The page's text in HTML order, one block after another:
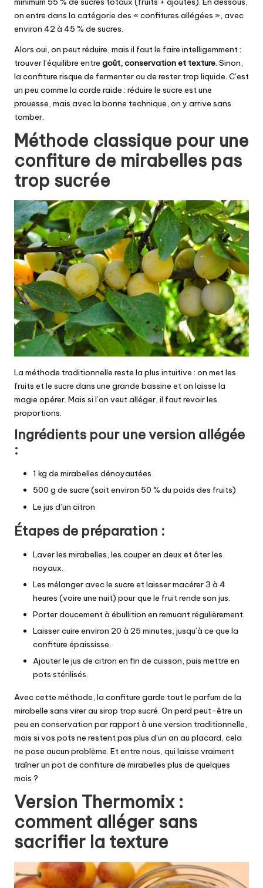
on entre dans la catégorie des « confitures allégées », avec
environ 42 à 45 % de sucres.
Alors oui, on peut réduire, mais il faut le faire intelligemment :
trouver l’équilibre entre goût, conservation et texture. Sinon,
la confiture risque de fermenter ou de rester trop liquide. C’est
un peu comme la corde raide : réduire le sucre est une
prouesse, mais avec la bonne technique, on y arrive sans
tomber.
Méthode classique pour une
confiture de mirabelles pas
trop sucrée
La méthode traditionnelle reste la plus intuitive : on met les
fruits et le sucre dans une grande bassine et on laisse la
magie opérer. Mais si l’on veut alléger, il faut revoir les
proportions.
Ingrédients pour une version allégée
:
1 kg de mirabelles dénoyautées
500 g de sucre (soit environ 50 % du poids des fruits)
Le jus d’un citron
Étapes de préparation :
Laver les mirabelles, les couper en deux et ôter les
noyaux.
Les mélanger avec le sucre et laisser macérer 3 à 4
heures (voire une nuit) pour que le fruit rende son jus.
Porter doucement à ébullition en remuant régulièrement.
Laisser cuire environ 20 à 25 minutes, jusqu’à ce que la
confiture épaississe.
Ajouter le jus de citron en fin de cuisson, puis mettre en
pots stérilisés.
Avec cette méthode, la confiture garde tout le parfum de la
mirabelle sans virer au sirop trop sucré. On perd peut-être un
peu en conservation par rapport à une version traditionnelle,
mais si vos pots ne restent pas plus d’un an au placard, cela
ne pose aucun problème. Et entre nous, qui laisse vraiment
traîner un pot de confiture de mirabelles plus de quelques
mois ?
Version Thermomix :
comment alléger sans
sacrifier la texture